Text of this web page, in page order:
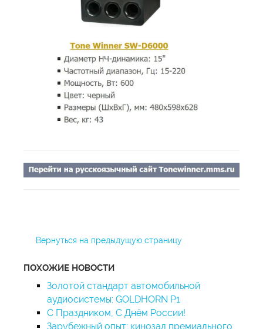
Вернуться на предыдущую страницу
ПОХОЖИЕ НОВОСТИ
Золотой стандарт автомобильной
аудиосистемы: GOLDHORN P1
С Праздником, С Днём России!
Зарубежный опыт: кинозал премиального